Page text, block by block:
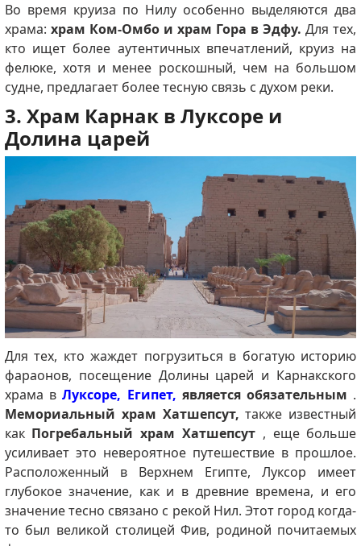
Во время круиза по Нилу особенно выделяются два
храма: храм Ком-Омбо и храм Гора в Эдфу. Для тех,
кто ищет более аутентичных впечатлений, круиз на
фелюке, хотя и менее роскошный, чем на большом
судне, предлагает более тесную связь с духом реки.
3. Храм Карнак в Луксоре и
Долина царей
Для тех, кто жаждет погрузиться в богатую историю
фараонов, посещение Долины царей и Карнакского
храма вЛуксоре, Египет, является обязательным .
Мемориальный храм Хатшепсут, также известный
как Погребальный храм Хатшепсут , еще больше
усиливает это невероятное путешествие в прошлое.
Расположенный в Верхнем Египте, Луксор имеет
глубокое значение, как и в древние времена, и его
значение тесно связано с рекой Нил. Этот город когда-
то был великой столицей Фив, родиной почитаемых